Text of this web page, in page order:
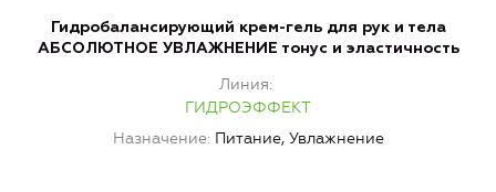
Гидробалансирующий крем-гель для рук и тела
АБСОЛЮТНОЕ УВЛАЖНЕНИЕ тонус и эластичность
Линия
ГИДРОЭФФЕКТ
Назначение Питание, Увлажнение